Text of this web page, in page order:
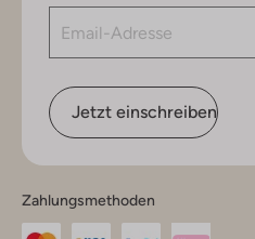
Jetzt einschreiben
Zahlungsmethoden